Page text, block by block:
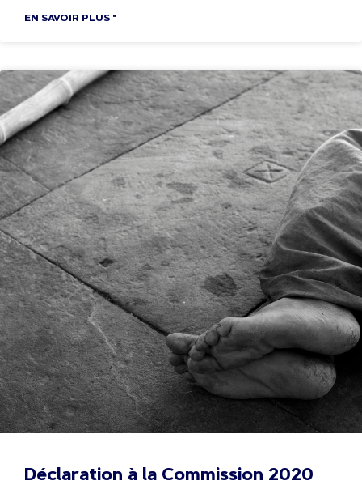
EN SAVOIR PLUS "
Déclaration à la Commission 2020